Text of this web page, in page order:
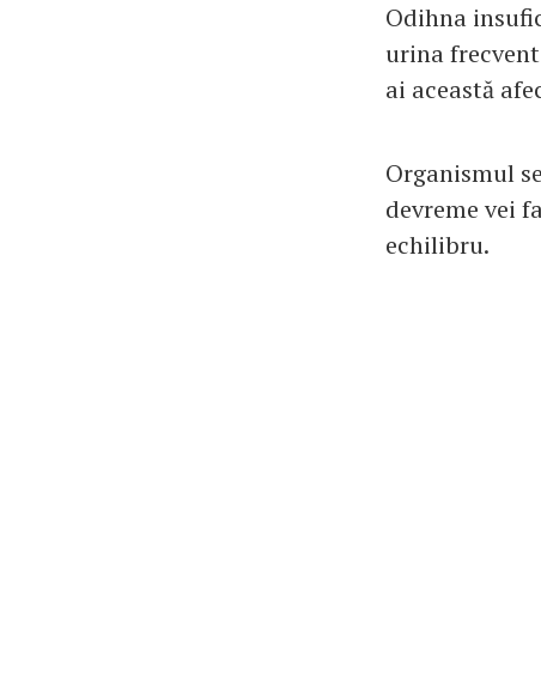
Odihna
urina
ai această
Organismul
devreme vei
echilibru.